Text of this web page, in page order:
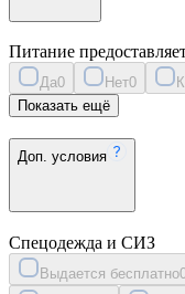
Питание
Да0 Нет0
Показать ещё
Доп. условия
Спецодежда и СИЗ
Выдается бесплатно